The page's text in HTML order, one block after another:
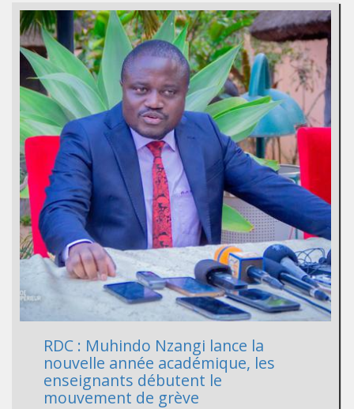
RDC : Muhindo Nzangi lance la
nouvelle année académique, les
enseignants débutent le
mouvement de grève